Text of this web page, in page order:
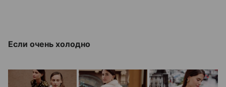
Если очень холодно